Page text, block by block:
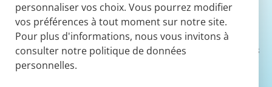
Conselium by Cegedim
Nous accompagnons l’ensemble des acteurs
de l’assurance et de la santé à toutes les
personnaliser vos choix. Vous pourrez modifier
vos préférences à tout moment sur notre site.
Pour plus d'informations, nous vous invitons à
consulter notre politique de données
personnelles.